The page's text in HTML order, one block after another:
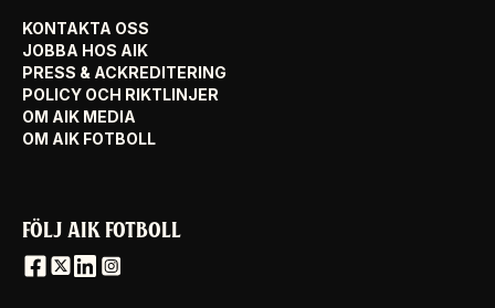
KONTAKTA OSS
JOBBA HOS AIK
PRESS & ACKREDITERING
POLICY OCH RIKTLINJER
OM AIK MEDIA
OM AIK FOTBOLL
FÖLJ AIK FOTBOLL